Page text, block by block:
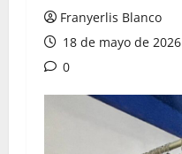
Franyerlis Blanco
18 de mayo de 2026
0